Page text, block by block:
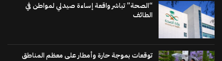
“الصحة” تباشر واقعة إساءة صيدلي لمواطن في
الطائف
توقعات بموجة حارة وأمطار على معظم المناطق